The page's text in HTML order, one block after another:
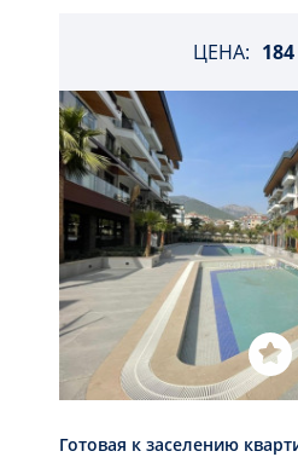
ЦЕНА:
Готовая к заселению